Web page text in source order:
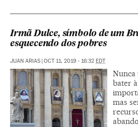
Irmã Dulce, símbolo de um
esquecendo dos pobres
JUAN ARIAS OCT 11, 2019 - 16:32 EDT
Nunca
bater
mas